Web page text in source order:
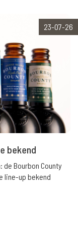
23-07-26
bekend
Bourbon County
line-up bekend